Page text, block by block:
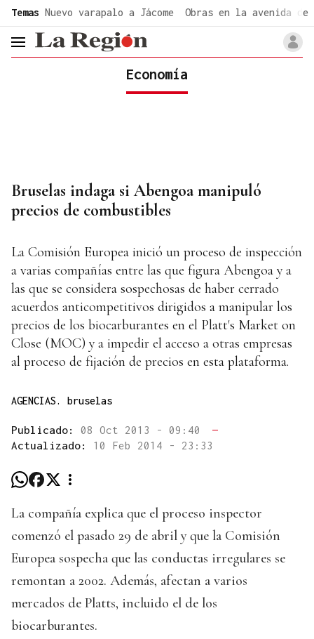
Temas Nuevo varapalo a Jácome Obras en la avenida de
header.menu.open
Economía
Bruselas indaga si Abengoa manipuló
precios de combustibles
La Comisión Europea inició un proceso de inspección
a varias compañías entre las que figura Abengoa y a
las que se considera sospechosas de haber cerrado
acuerdos anticompetitivos dirigidos a manipular los
precios de los biocarburantes en el Platt's Market on
Close (MOC) y a impedir el acceso a otras empresas
al proceso de fijación de precios en esta plataforma.
AGENCIAS. bruselas
Publicado: 08 Oct 2013 - 09:40
—
Actualizado: 10 Feb 2014 - 23:33
La compañía explica que el proceso inspector
comenzó el pasado 29 de abril y que la Comisión
Europea sospecha que las conductas irregulares se
remontan a 2002. Además, afectan a varios
mercados de Platts, incluido el de los
biocarburantes.